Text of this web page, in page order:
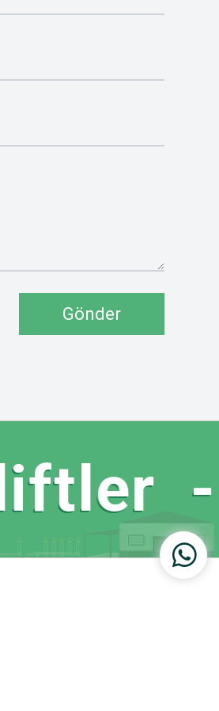
Gönder
-